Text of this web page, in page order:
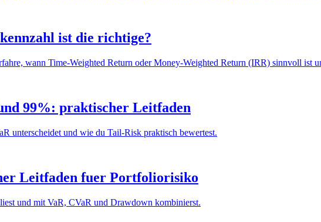
ist die richtige?
wann Time-Weighted Return oder Money-Weighted Return (IRR) sinnvoll ist
99%: praktischer Leitfaden
unterscheidet und wie du Tail-Risk praktisch bewertest.
Leitfaden fuer Portfoliorisiko
und mit VaR, CVaR und Drawdown kombinierst.